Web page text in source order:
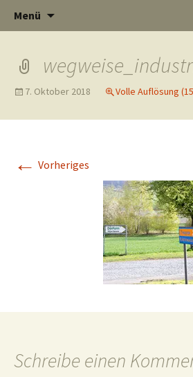
und
aus
Menü
7. Oktober 2018 Volle Auflösung
← Vorheriges
Schreibe einen